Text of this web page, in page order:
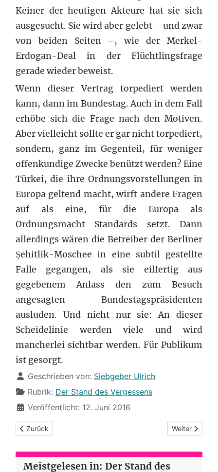
Keiner der heutigen Akteure hat sie sich
ausgesucht. Sie wird aber gelebt – und zwar
von beiden Seiten –, wie der Merkel-
Erdogan-Deal in der Flüchtlingsfrage
gerade wieder beweist.
Wenn dieser Vertrag torpediert werden
kann, dann im Bundestag. Auch in dem Fall
erhöbe sich die Frage nach den Motiven.
Aber vielleicht sollte er gar nicht torpediert,
sondern, ganz im Gegenteil, für weniger
offenkundige Zwecke benützt werden? Eine
Türkei, die ihre Ordnungsvorstellungen in
Europa geltend macht, wirft andere Fragen
auf als eine, für die Europa als
Ordnungsmacht Standards setzt. Dann
allerdings wären die Betreiber der Berliner
Şehitlik-Moschee in eine subtil gestellte
Falle gegangen, als sie eilfertig aus
gegebenem Anlass den zum Besuch
angesagten Bundestagspräsidenten
ausluden. Und nicht nur sie: An dieser
Scheidelinie werden viele und wird
mancherlei sichtbar werden. Für Publikum
ist gesorgt.
Details
Geschrieben von: Siebgeber Ulrich
Rubrik: Der Stand des Vergessens
Veröffentlicht: 12. Juni 2016
Vorheriger Beitrag: Deal and run!
Zurück Nächster
Weiter
Meistgelesen in: Der Stand des